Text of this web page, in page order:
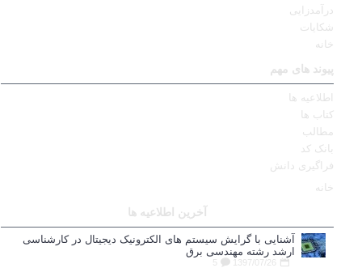
درآمدزایی
شکایات
خانه
پیوند های مهم
اطلاعیه ها
کتاب ها
مطالب
بانک کد
فراگیری دانش
خانه
آخرین اطلاعیه ها
آشنایی با گرایش سیستم های الکترونیک دیجیتال در کارشناسی
ارشد رشته مهندسی برق
1397/07/26
5